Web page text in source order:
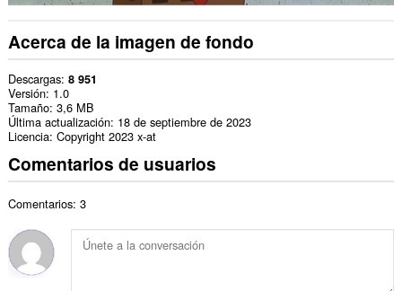
Acerca de la imagen de fondo
Descargas 8 951
Versión 1.0
Tamaño 3,6 MB
Última actualización 18 de septiembre de 2023
Licencia Copyright 2023 x-at
Comentarios de usuarios
Comentarios: 3